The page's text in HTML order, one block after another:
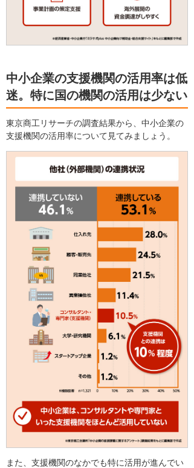
中小企業の支援機関の活用率は低
迷。特に国の機関の活用は少ない
東京商工リサーチの調査結果から、中小企業の
支援機関の活用率について見てみましょう。
また、支援機関のなかでも特に活用が進んでい